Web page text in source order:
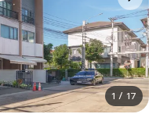
1 / 17